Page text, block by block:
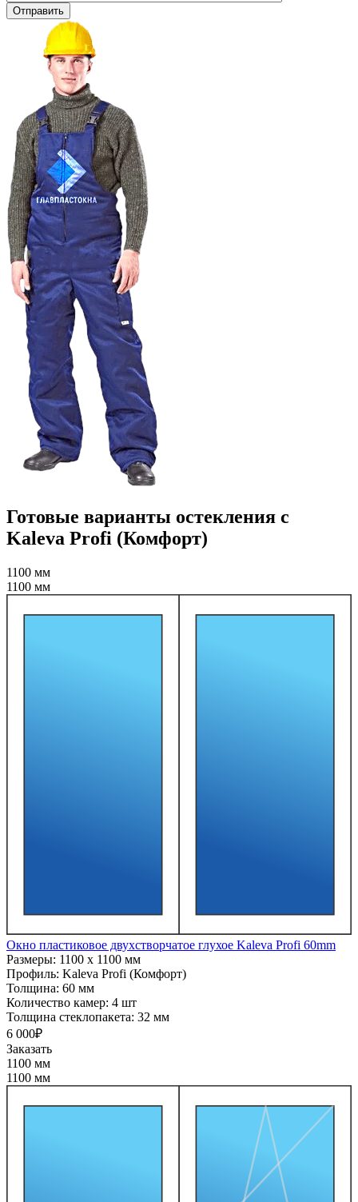
Готовые варианты остекления с
Kaleva Profi (Комфорт)
1100 мм
1100 мм
Окно пластиковое двухстворчатое глухое Kaleva Profi 60mm
Размеры: 1100 x 1100 мм
Профиль: Kaleva Profi (Комфорт)
Толщина: 60 мм
Количество камер: 4 шт
Толщина стеклопакета: 32 мм
6 000₽
Заказать
1100 мм
1100 мм